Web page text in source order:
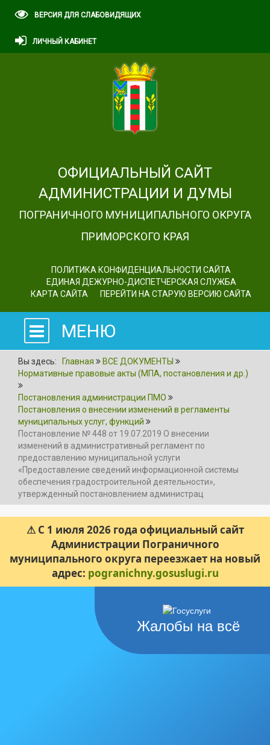
ВЕРСИЯ ДЛЯ СЛАБОВИДЯЩИХ
ЛИЧНЫЙ КАБИНЕТ
ОФИЦИАЛЬНЫЙ САЙТ
АДМИНИСТРАЦИИ И ДУМЫ
ПОГРАНИЧНОГО МУНИЦИПАЛЬНОГО ОКРУГА
ПРИМОРСКОГО КРАЯ
ПОЛИТИКА КОНФИДЕНЦИАЛЬНОСТИ САЙТА
ЕДИНАЯ ДЕЖУРНО-ДИСПЕТЧЕРСКАЯ СЛУЖБА
КАРТА САЙТА
ПЕРЕЙТИ НА СТАРУЮ ВЕРСИЮ САЙТА
МЕНЮ
Вы здесь: Главная
ВСЕ ДОКУМЕНТЫ
Нормативные правовые акты (МПА, постановления и др.)
Постановления администрации ПМО
Постановления о внесении изменений в регламенты
муниципальных услуг, функций
Постановление № 448 от 19.07.2019 О внесении
изменений в административный регламент по
предоставлению муниципальной услуги
«Предоставление сведений информационной системы
обеспечения градостроительной деятельности»,
утвержденный постановлением администрац
⚠ С 1 июля 2026 года официальный сайт
Администрации Пограничного
муниципального округа переезжает на новый
адрес: pogranichny.gosuslugi.ru
Жалобы на всё